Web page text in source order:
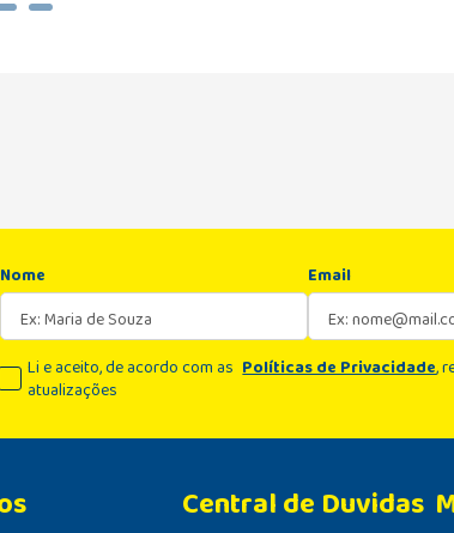
Nome
Email
Li e aceito, de acordo com as Políticas de Privacidade,
atualizações
Central de Duvidas